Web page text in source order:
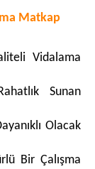
Matkap
Vidalama
Sunan
Olacak
Bir Çalışma